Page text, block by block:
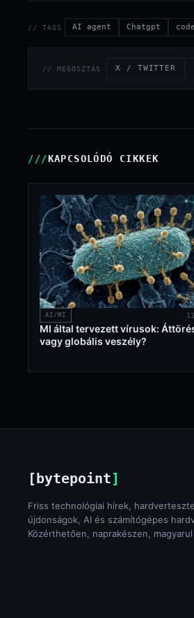
// TAGS AI agent Chatgpt
// MEGOSZTÁS X / TWITTER
KAPCSOLÓDÓ CIKKEK
AI/MI
MI által tervezett vírusok:
vagy globális veszély?
[bytepoint]
Friss technológiai hírek,
újdonságok, AI és számítógépes
Közérthetően, naprakészen,